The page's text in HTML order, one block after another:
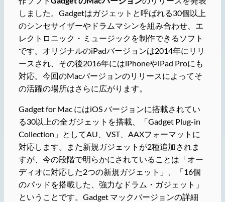
しました。Gadgetはガジェットと呼ばれる30個以上
のシンセサイザーやドラムマシンを組み合わせ、 エ
レクトロニック・ミュージックを制作できるソフト
です。オリジナルのiPadバージョンは2014年にリリ
ースされ、その後2016年にはiPhoneやiPad Proにも
対応。今回のMacバージョンのリリースによってそ
の活躍の場所はさらに広がります。
Gadget for Mac にはiOS バージョンに搭載されてい
る30以上の全ガジェットを搭載、「Gadget Plug-in
Collection」としてAU、VST、AAXフォーマットに
対応します。また新規ガジェットが2種追加されま
すが、今の段階で明らかにされていることは「オー
ディオに対応した2つの新規ガジェット」、「16個
のパッドを搭載した、強力なドラム・ガジェット」
ということです。Gadget マックバージョンの詳細